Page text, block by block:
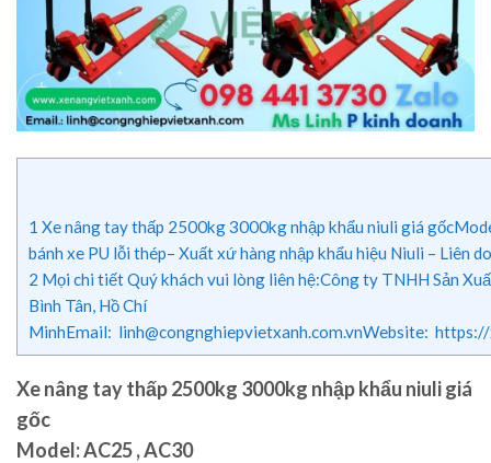
1 Xe nâng tay thấp 2500kg 3000kg nhập khẩu niuli giá
bánh xe PU lỗi thép– Xuất xứ hàng nhập khẩu hiệu Niuli – Liên
2 Mọi chi tiết Quý khách vui lòng liên hệ:Công ty TNHH Sản
Bình Tân, Hồ Chí
MinhEmail: linh@congnghiepvietxanh.com.vnWebsite:
Xe nâng tay thấp 2500kg 3000kg nhập khẩu niuli giá
gốc
Model: AC25 , AC30